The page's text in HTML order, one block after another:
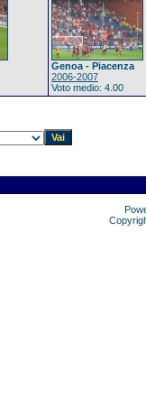
Genoa - Piacenza
2006-2007
Voto medio: 4.00